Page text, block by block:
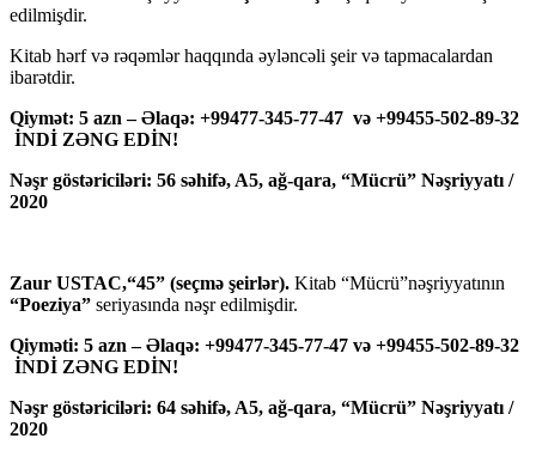
edilmişdir.
Kitab hərf və rəqəmlər haqqında əyləncəli şeir və tapmacalardan
ibarətdir.
Qiymət: 5 azn – Əlaqə: +99477-345-77-47 və +99455-502-89-32
İNDİ ZƏNG EDİN!
Nəşr göstəriciləri: 56 səhifə, A5, ağ-qara, “Mücrü” Nəşriyyatı /
2020
Zaur USTAC,“45” (seçmə şeirlər). Kitab “Mücrü”nəşriyyatının
“Poeziya” seriyasında nəşr edilmişdir.
Qiyməti: 5 azn – Əlaqə: +99477-345-77-47 və +99455-502-89-32
İNDİ ZƏNG EDİN!
Nəşr göstəriciləri: 64 səhifə, A5, ağ-qara, “Mücrü” Nəşriyyatı /
2020